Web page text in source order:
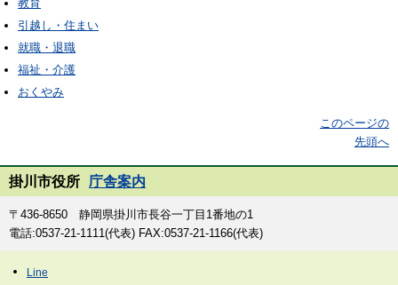
教育
引越し・住まい
就職・退職
福祉・介護
おくやみ
このページの
先頭へ
掛川市役所 庁舎案内
〒436-8650 静岡県掛川市長谷一丁目1番地の1
電話:0537-21-1111(代表) FAX:0537-21-1166(代表)